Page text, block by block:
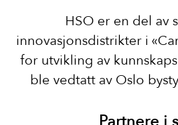
​HSO er en del av
innovasjonsdistrikter i
for utvikling av
ble vedtatt av Oslo